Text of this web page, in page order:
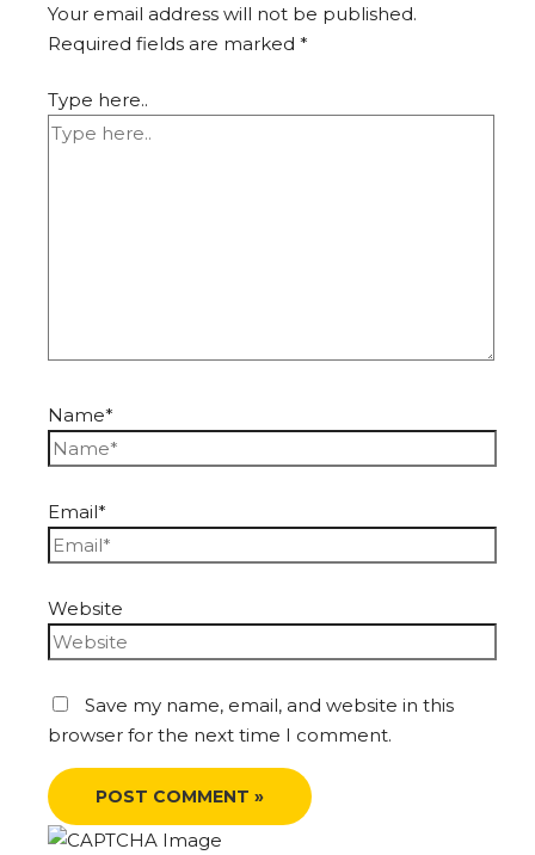
Your email address will not be published.
Required fields are marked*
Type here..
Name*
Email*
Website
Save my name, email, and website in this
browser for the next time I comment.